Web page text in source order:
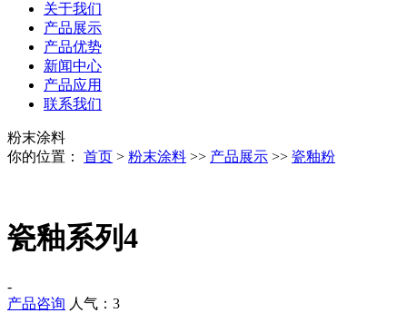
关于我们
产品展示
产品优势
新闻中心
产品应用
联系我们
粉末涂料
你的位置： 首页 > 粉末涂料 >> 产品展示 >> 瓷釉粉
瓷釉系列4
-
产品咨询 人气： 3